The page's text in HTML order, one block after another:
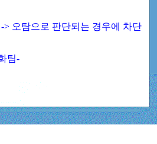
> 오탐으로 판단되는 경우에 차단
팀-